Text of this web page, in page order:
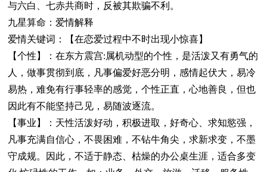
与六白、七赤共商时，反被其欺骗不利。
九星算命：爱情解释
爱情关键词：【在恋爱过程中不时出现小惊喜】
【个性】：在东方震宫:属机动型的个性，是活泼又有勇气的
人，做事贯彻到底，凡事偏爱好恶分明，感情起伏大，易冷
易热，难免有行事轻率的感觉，个性正直，心地善良，但也
因此有不能坚持己见，易随波逐流。
【事业】：天性活泼好动，积极进取，好奇心、求知慾强，
凡事充满自信心，不畏困难，不钻牛角尖，求新求变，不墨
守成规。因此，不适于静态、枯燥的办公桌生涯，适合多变